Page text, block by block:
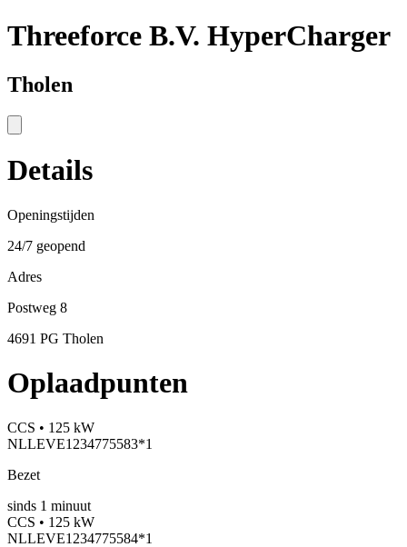
Threeforce B.V. HyperCharger
Tholen
Details
Openingstijden
24/7 geopend
Adres
Postweg 8
4691 PG Tholen
Oplaadpunten
CCS • 125 kW
NLLEVE1234775583*1
Bezet
sinds 1 minuut
CCS • 125 kW
NLLEVE1234775584*1